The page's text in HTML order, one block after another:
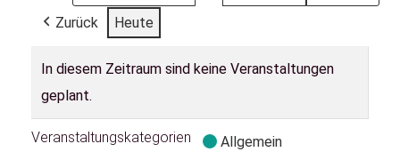
Zurück
Heute
In diesem Zeitraum sind keine Veranstaltungen
geplant.
Veranstaltungskategorien
Allgemein